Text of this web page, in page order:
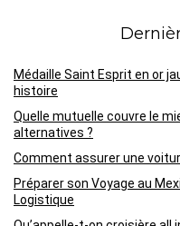
Médaille Saint Esprit en or
histoire
Quelle mutuelle couvre le
alternatives ?
Comment assurer une
Préparer son Voyage au
Logistique